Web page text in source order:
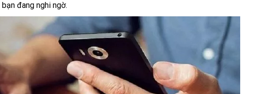
đang nghi ngờ.